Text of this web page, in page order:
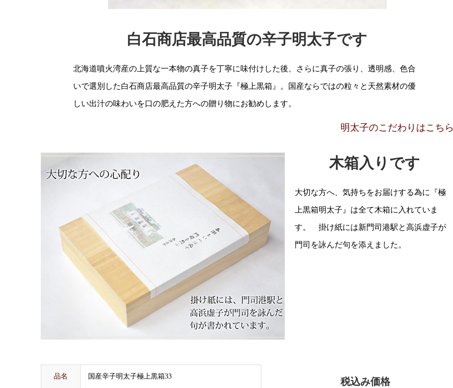
白石商店最高品質の辛子明太子です
北海道噴火湾産の上質な一本物の真子を丁寧に味付けした後、さらに真子の張り、透明感、色合
いで選別した白石商店最高品質の辛子明太子『極上黒箱』。国産ならではの粒々と天然素材の優
しい出汁の味わいを口の肥えた方への贈り物にお勧めします。
明太子のこだわりはこちら
木箱入りです
大切な方へ、気持ちをお届けする為に『極
上黒箱明太子』は全て木箱に入れていま
す。 掛け紙には新門司港駅と高浜虚子が
門司を詠んだ句を添えました。
品名 国産辛子明太子極上黒箱33 税込み価格